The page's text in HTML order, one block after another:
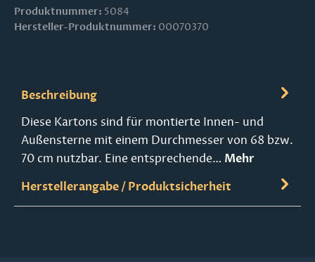
Produktnummer: 5084
Hersteller-Produktnummer: 00070370
Beschreibung
Diese Kartons sind für montierte Innen- und
Außensterne mit einem Durchmesser von 68 bzw.
70 cm nutzbar. Eine entsprechende… Mehr
Herstellerangabe / Produktsicherheit